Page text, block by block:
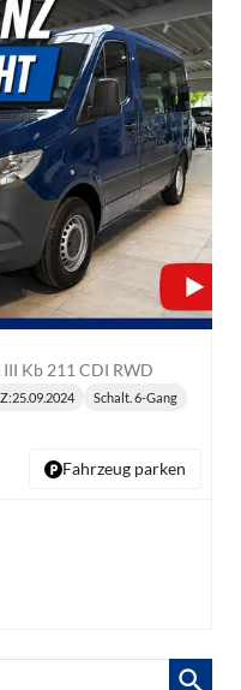
Kb 211 CDI RWD
25.09.2024
Getriebe:
Schalt. 6-Gang
Fahrzeug parken